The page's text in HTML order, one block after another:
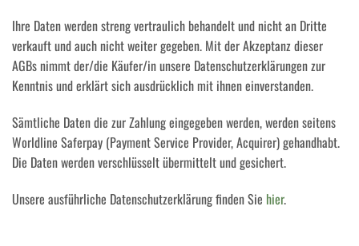
Ihre Daten werden streng vertraulich behandelt und nicht an Dritte
verkauft und auch nicht weiter gegeben. Mit der Akzeptanz dieser
AGBs nimmt der/die Käufer/in unsere Datenschutzerklärungen zur
Kenntnis und erklärt sich ausdrücklich mit ihnen einverstanden.
Sämtliche Daten die zur Zahlung eingegeben werden, werden seitens
Worldline Saferpay (Payment Service Provider, Acquirer) gehandhabt.
Die Daten werden verschlüsselt übermittelt und gesichert.
Unsere ausführliche Datenschutzerklärung finden Sie hier.